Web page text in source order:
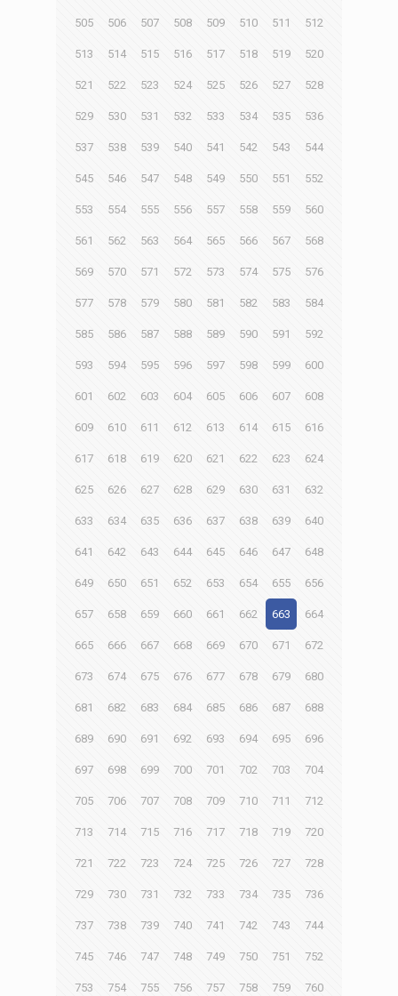
505 506 507 508 509 510 511 512
513 514 515 516 517 518 519 520
521 522 523 524 525 526 527 528
529 530 531 532 533 534 535 536
537 538 539 540 541 542 543 544
545 546 547 548 549 550 551 552
553 554 555 556 557 558 559 560
561 562 563 564 565 566 567 568
569 570 571 572 573 574 575 576
577 578 579 580 581 582 583 584
585 586 587 588 589 590 591 592
593 594 595 596 597 598 599 600
601 602 603 604 605 606 607 608
609 610 611 612 613 614 615 616
617 618 619 620 621 622 623 624
625 626 627 628 629 630 631 632
633 634 635 636 637 638 639 640
641 642 643 644 645 646 647 648
649 650 651 652 653 654 655 656
657 658 659 660 661 662 663 664
665 666 667 668 669 670 671 672
673 674 675 676 677 678 679 680
681 682 683 684 685 686 687 688
689 690 691 692 693 694 695 696
697 698 699 700 701 702 703 704
705 706 707 708 709 710 711 712
713 714 715 716 717 718 719 720
721 722 723 724 725 726 727 728
729 730 731 732 733 734 735 736
737 738 739 740 741 742 743 744
745 746 747 748 749 750 751 752
753 754 755 756 757 758 759 760